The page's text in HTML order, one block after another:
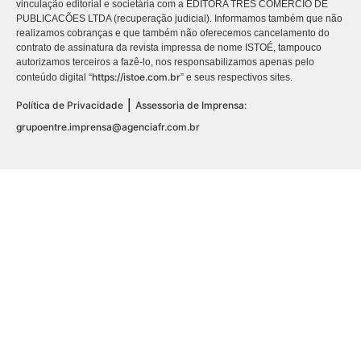
vinculação editorial e societária com a EDITORA TRES COMÉRCIO DE
PUBLICACÕES LTDA (recuperação judicial). Informamos também que não
realizamos cobranças e que também não oferecemos cancelamento do
contrato de assinatura da revista impressa de nome ISTOÉ, tampouco
autorizamos terceiros a fazê-lo, nos responsabilizamos apenas pelo
conteúdo digital “https://istoe.com.br” e seus respectivos sites.
Política de Privacidade | Assessoria de Imprensa:
grupoentre.imprensa@agenciafr.com.br